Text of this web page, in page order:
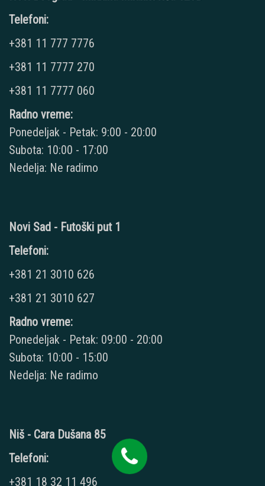
Telefoni:
+381 11 777 7776
+381 11 7777 270
+381 11 7777 060
Radno vreme:
Ponedeljak - Petak: 9:00 - 20:00
Subota: 10:00 - 17:00
Nedelja: Ne radimo
Novi Sad - Futoški put 1
Telefoni:
+381 21 3010 626
+381 21 3010 627
Radno vreme:
Ponedeljak - Petak: 09:00 - 20:00
Subota: 10:00 - 15:00
Nedelja: Ne radimo
Niš - Cara Dušana 85
Telefoni:
+381 18 32 11 496